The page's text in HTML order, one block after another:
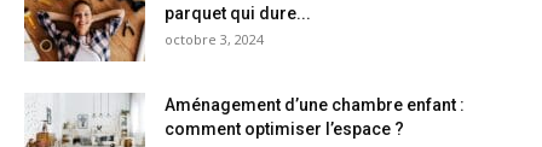
parquet qui dure...
octobre 3, 2024
Aménagement d’une chambre enfant :
comment optimiser l’espace ?